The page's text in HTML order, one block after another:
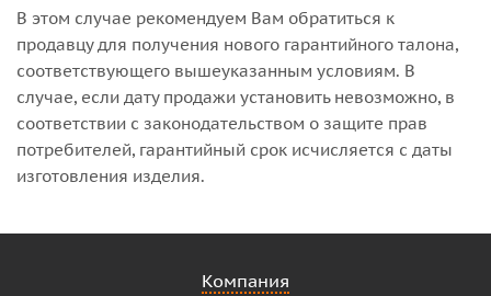
В этом случае рекомендуем Вам обратиться к
продавцу для получения нового гарантийного талона,
соответствующего вышеуказанным условиям. В
случае, если дату продажи установить невозможно, в
соответствии с законодательством о защите прав
потребителей, гарантийный срок исчисляется с даты
изготовления изделия.
Компания